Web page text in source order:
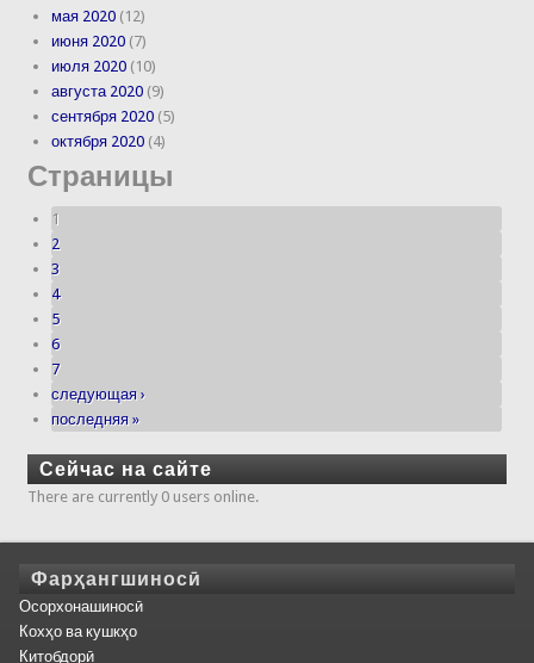
мая 2020 (12)
июня 2020 (7)
июля 2020 (10)
августа 2020 (9)
сентября 2020 (5)
октября 2020 (4)
Страницы
1
2
3
4
5
6
7
следующая ›
последняя »
Сейчас на сайте
There are currently 0 users online.
Фарҳангшиносӣ
Осорхонашиносӣ
Кохҳо ва кушкҳо
Китобдорӣ